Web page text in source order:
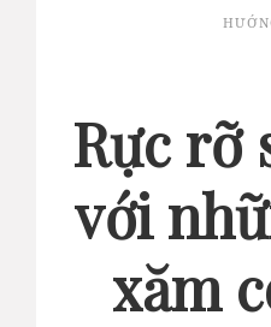
Rực rỡ
với
xăm